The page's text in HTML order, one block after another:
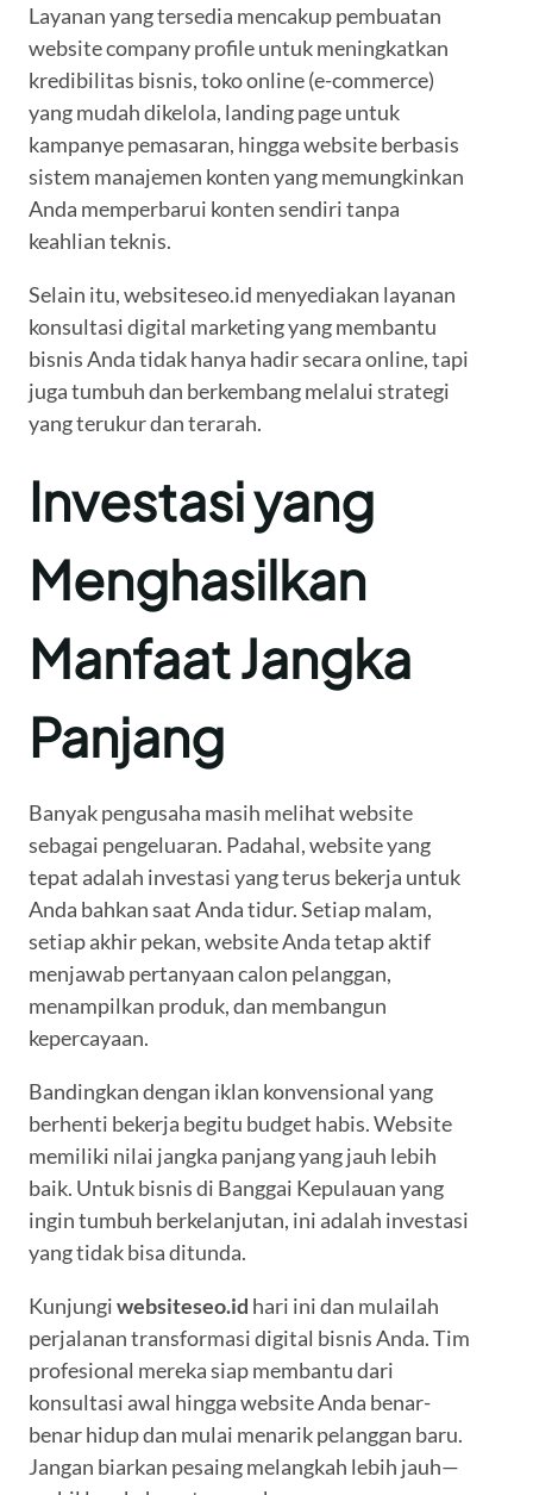
Layanan yang tersedia mencakup pembuatan
website company profile untuk meningkatkan
kredibilitas bisnis, toko online (e-commerce)
yang mudah dikelola, landing page untuk
kampanye pemasaran, hingga website berbasis
sistem manajemen konten yang memungkinkan
Anda memperbarui konten sendiri tanpa
keahlian teknis.
Selain itu, websiteseo.id menyediakan layanan
konsultasi digital marketing yang membantu
bisnis Anda tidak hanya hadir secara online, tapi
juga tumbuh dan berkembang melalui strategi
yang terukur dan terarah.
Investasi yang
Menghasilkan
Manfaat Jangka
Panjang
Banyak pengusaha masih melihat website
sebagai pengeluaran. Padahal, website yang
tepat adalah investasi yang terus bekerja untuk
Anda bahkan saat Anda tidur. Setiap malam,
setiap akhir pekan, website Anda tetap aktif
menjawab pertanyaan calon pelanggan,
menampilkan produk, dan membangun
kepercayaan.
Bandingkan dengan iklan konvensional yang
berhenti bekerja begitu budget habis. Website
memiliki nilai jangka panjang yang jauh lebih
baik. Untuk bisnis di Banggai Kepulauan yang
ingin tumbuh berkelanjutan, ini adalah investasi
yang tidak bisa ditunda.
Kunjungiwebsiteseo.id hari ini dan mulailah
perjalanan transformasi digital bisnis Anda. Tim
profesional mereka siap membantu dari
konsultasi awal hingga website Anda benar-
benar hidup dan mulai menarik pelanggan baru.
Jangan biarkan pesaing melangkah lebih jauh—